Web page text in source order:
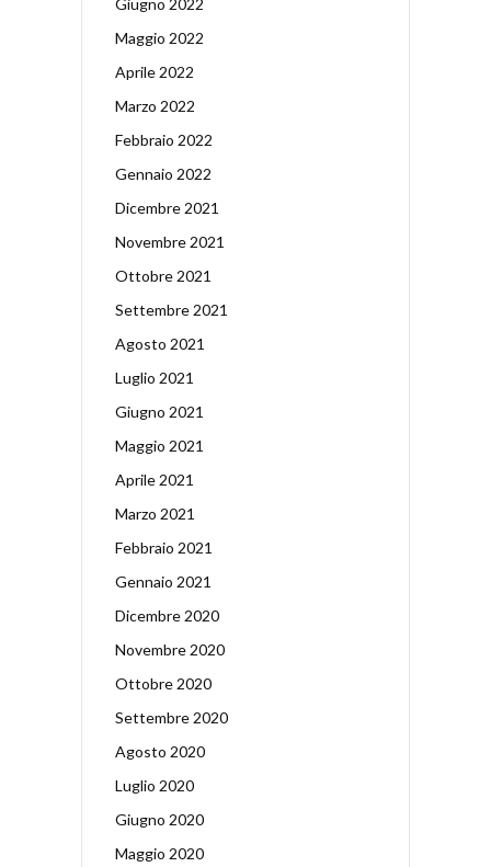
Maggio 2022
Aprile 2022
Marzo 2022
Febbraio 2022
Gennaio 2022
Dicembre 2021
Novembre 2021
Ottobre 2021
Settembre 2021
Agosto 2021
Luglio 2021
Giugno 2021
Maggio 2021
Aprile 2021
Marzo 2021
Febbraio 2021
Gennaio 2021
Dicembre 2020
Novembre 2020
Ottobre 2020
Settembre 2020
Agosto 2020
Luglio 2020
Giugno 2020
Maggio 2020